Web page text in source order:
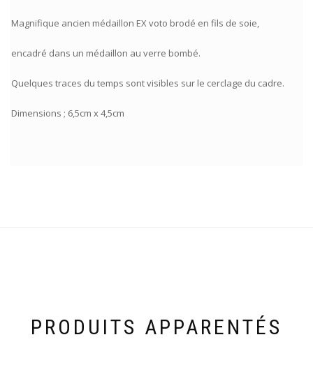
Magnifique ancien médaillon EX voto brodé en fils de soie,
encadré dans un médaillon au verre bombé.
Quelques traces du temps sont visibles sur le cerclage du cadre.
Dimensions ; 6,5cm x 4,5cm
PRODUITS APPARENTÉS